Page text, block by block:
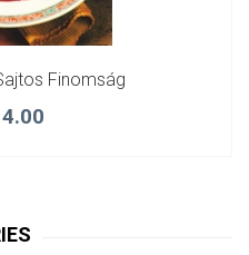
Finomság